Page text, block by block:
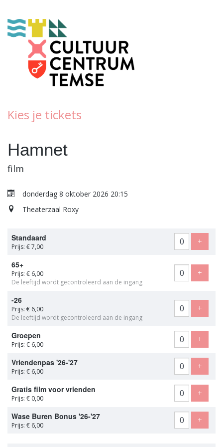
Kies je tickets
Hamnet
film
donderdag 8 oktober 2026 20:15
Theaterzaal Roxy
Standaard
Prijs: € 7,00
+
65+
Prijs: € 6,00
De leeftijd wordt gecontroleerd aan de ingang
+
-26
Prijs: € 6,00
De leeftijd wordt gecontroleerd aan de ingang
+
Groepen
Prijs: € 6,00
+
Vriendenpas '26-'27
Prijs: € 6,00
+
Gratis film voor vrienden
Prijs: € 0,00
+
Wase Buren Bonus '26-'27
Prijs: € 6,00
+